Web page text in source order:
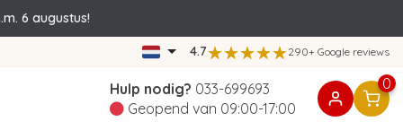
6 augustus!
4.7 290+ Google reviews
Hulp nodig? 033-699693
Geopend van 09:00-17:00
0